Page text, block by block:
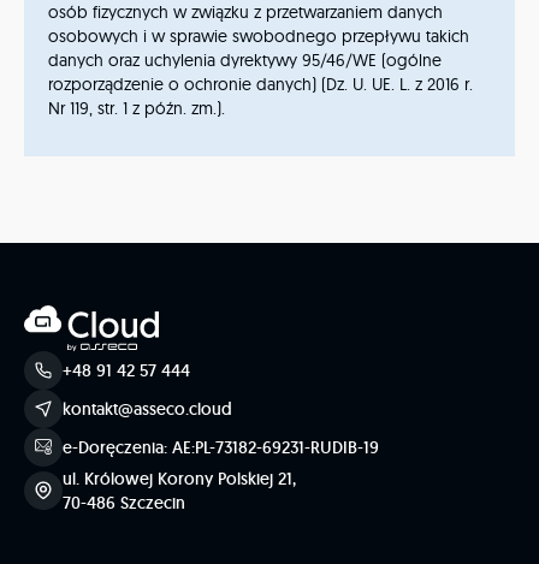
osób fizycznych w związku z przetwarzaniem danych
osobowych i w sprawie swobodnego przepływu takich
danych oraz uchylenia dyrektywy 95/46/WE (ogólne
rozporządzenie o ochronie danych) (Dz. U. UE. L. z 2016 r.
Nr 119, str. 1 z późn. zm.).
+48 91 42 57 444
kontakt@asseco.cloud
e-Doręczenia: AE:PL-73182-69231-RUDIB-19
ul. Królowej Korony Polskiej 21,
70-486 Szczecin